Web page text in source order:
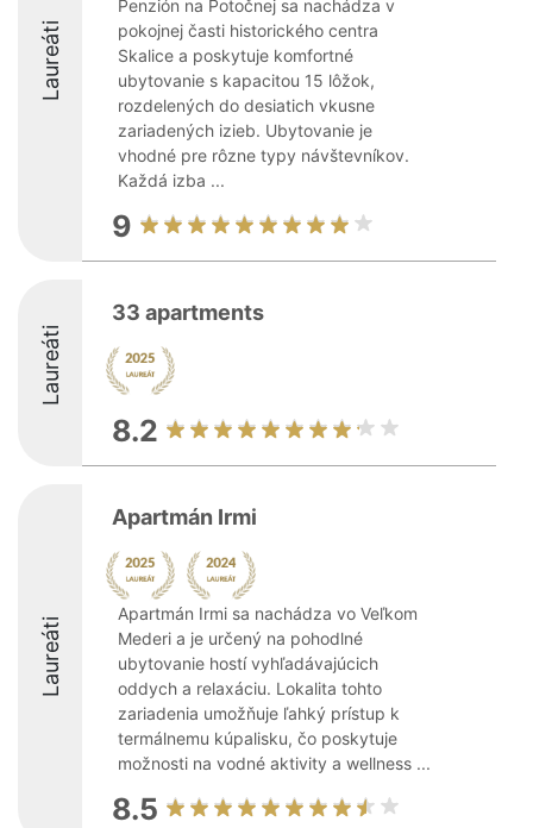
Laureáti
Penzión na Potočnej sa nachádza v
pokojnej časti historického centra
Skalice a poskytuje komfortné
ubytovanie s kapacitou 15 lôžok,
rozdelených do desiatich vkusne
zariadených izieb. Ubytovanie je
vhodné pre rôzne typy návštevníkov.
Každá izba ...
9
Laureáti
33 apartments
8.2
Laureáti
Apartmán Irmi
Apartmán Irmi sa nachádza vo Veľkom
Mederi a je určený na pohodlné
ubytovanie hostí vyhľadávajúcich
oddych a relaxáciu. Lokalita tohto
zariadenia umožňuje ľahký prístup k
termálnemu kúpalisku, čo poskytuje
možnosti na vodné aktivity a wellness ...
8.5